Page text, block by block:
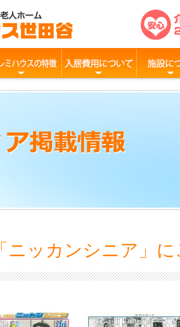
「ニッカンシニア」